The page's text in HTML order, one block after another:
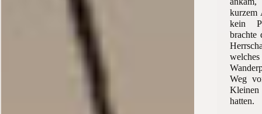
kurzem
kein
brachte
Weg
hatten.